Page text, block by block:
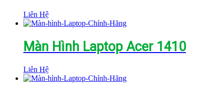
Liên Hệ
Màn Hình Laptop Acer 1410
Liên Hệ